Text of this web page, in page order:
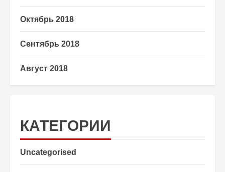
Октябрь 2018
Сентябрь 2018
Август 2018
КАТЕГОРИИ
Uncategorised